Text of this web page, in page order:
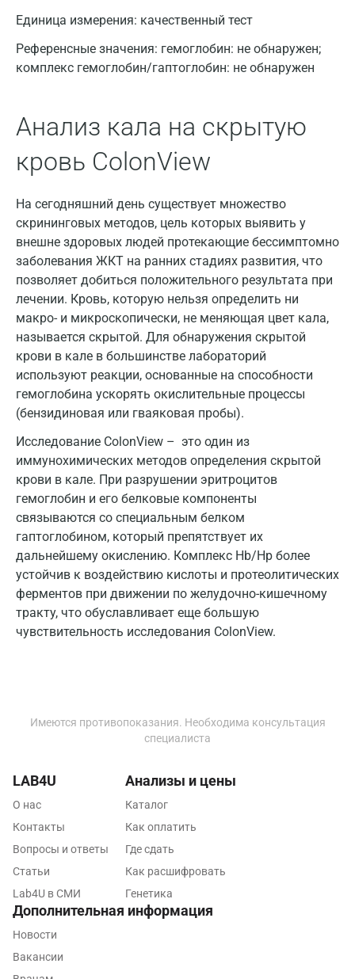
Единица измерения: качественный тест
Референсные значения: гемоглобин: не обнаружен;
комплекс гемоглобин/гаптоглобин: не обнаружен
Анализ кала на скрытую
кровь ColonView
На сегодняшний день существует множество
скрининговых методов, цель которых выявить у
внешне здоровых людей протекающие бессимптомно
заболевания ЖКТ на ранних стадиях развития, что
позволяет добиться положительного результата при
лечении. Кровь, которую нельзя определить ни
макро- и микроскопически, не меняющая цвет кала,
называется скрытой. Для обнаружения скрытой
крови в кале в большинстве лабораторий
используют реакции, основанные на способности
гемоглобина ускорять окислительные процессы
(бензидиновая или гваяковая пробы).
Исследование ColonView – это один из
иммунохимических методов определения скрытой
крови в кале. При разрушении эритроцитов
гемоглобин и его белковые компоненты
связываются со специальным белком
гаптоглобином, который препятствует их
дальнейшему окислению. Комплекс Hb/Hp более
устойчив к воздействию кислоты и протеолитических
ферментов при движении по желудочно-кишечному
тракту, что обуславливает еще большую
чувствительность исследования ColonView.
Волгоград
Вологда
Воронеж
Гатчина
Геленджик
Голубое
Дзержинск
Дзержинский
Дмитров
Долгопрудный
Домодедово
Екатеринбург
Жуковский
Звенигород
Зеленоград
Иваново
Ивантеевка
Йошкар-Ола
Калуга
Ковров
Королев
Кострома
Имеются противопоказания. Необходима консультация
специалиста
LAB4U
О нас
Контакты
Вопросы и ответы
Статьи
Lab4U в СМИ
Анализы и цены
Каталог
Как оплатить
Где сдать
Как расшифровать
Генетика
Дополнительная информация
Новости
Вакансии